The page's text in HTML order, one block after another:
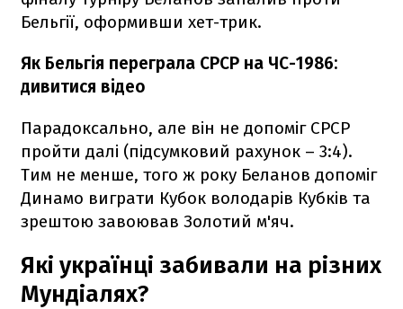
Бельгії, оформивши хет-трик.
Як Бельгія переграла СРСР на ЧС-1986:
дивитися відео
Парадоксально, але він не допоміг СРСР
пройти далі (підсумковий рахунок – 3:4).
Тим не менше, того ж року Беланов допоміг
Динамо виграти Кубок володарів Кубків та
зрештою завоював Золотий м'яч.
Які українці забивали на різних
Мундіалях?